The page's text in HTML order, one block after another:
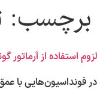
برچسب:
لزوم استفاده از